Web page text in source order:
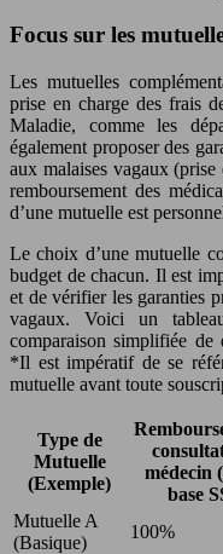
Focus sur les
Les mutuelles
prise en charge des frais
Maladie, comme les
également proposer des
aux malaises vagaux (prise
remboursement des
d’une mutuelle est
Le choix d’une mutuelle
budget de chacun. Il est
et de vérifier les garanties
vagaux. Voici un
comparaison simplifiée de
*Il est impératif de se
mutuelle avant toute
Type de
Mutuelle
(Exemple)
médecin
base
Mutuelle A
(Basique)
100%